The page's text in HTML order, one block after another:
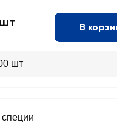
шт В
шт